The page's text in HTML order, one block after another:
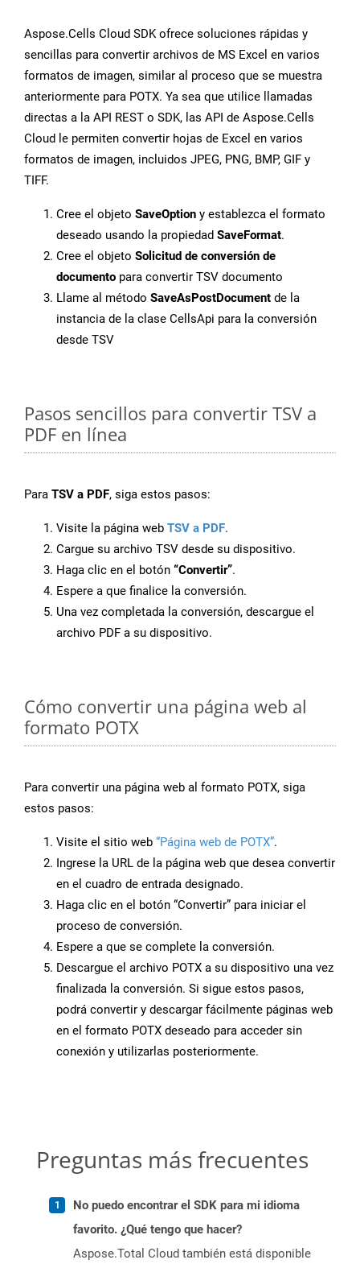
Aspose.Cells Cloud SDK ofrece soluciones rápidas y
sencillas para convertir archivos de MS Excel en varios
formatos de imagen, similar al proceso que se muestra
anteriormente para POTX. Ya sea que utilice llamadas
directas a la API REST o SDK, las API de Aspose.Cells
Cloud le permiten convertir hojas de Excel en varios
formatos de imagen, incluidos JPEG, PNG, BMP, GIF y
TIFF.
Cree el objeto SaveOption y establezca el formato
deseado usando la propiedad SaveFormat.
Cree el objeto Solicitud de conversión de
documento para convertir TSV documento
Llame al método SaveAsPostDocument de la
instancia de la clase CellsApi para la conversión
desde TSV
Pasos sencillos para convertir TSV a
PDF en línea
Para TSV a PDF, siga estos pasos:
Visite la página web TSV a PDF.
Cargue su archivo TSV desde su dispositivo.
Haga clic en el botón “Convertir”.
Espere a que finalice la conversión.
Una vez completada la conversión, descargue el
archivo PDF a su dispositivo.
Cómo convertir una página web al
formato POTX
Para convertir una página web al formato POTX, siga
estos pasos:
Visite el sitio web “Página web de POTX”.
Ingrese la URL de la página web que desea convertir
en el cuadro de entrada designado.
Haga clic en el botón “Convertir” para iniciar el
proceso de conversión.
Espere a que se complete la conversión.
Descargue el archivo POTX a su dispositivo una vez
finalizada la conversión. Si sigue estos pasos,
podrá convertir y descargar fácilmente páginas web
en el formato POTX deseado para acceder sin
conexión y utilizarlas posteriormente.
Preguntas más frecuentes
No puedo encontrar el SDK para mi idioma
favorito. ¿Qué tengo que hacer?
Aspose.Total Cloud también está disponible